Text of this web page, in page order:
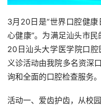
3月20日是“世界口腔健康
心健康”。为满足汕头市
20日汕头大学医学院口
义诊活动由我院多名资深
询和全面的口腔检查服务。
活动一、爱齿护齿，从校